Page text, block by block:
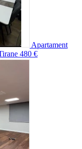
Apartament
480 €